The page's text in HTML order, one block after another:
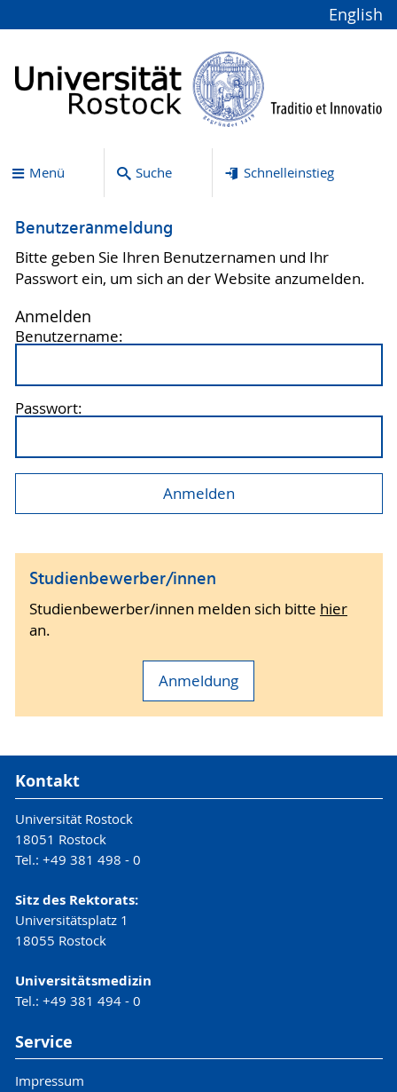
English
Menü Suche Schnelleinstieg
Benutzeranmeldung
Bitte geben Sie Ihren Benutzernamen und Ihr
Passwort ein, um sich an der Website anzumelden.
Anmelden
Benutzername:
Passwort:
Studienbewerber/innen
Studienbewerber/innen melden sich bitte hier
an.
Anmeldung
Kontakt
Universität Rostock
18051 Rostock
Tel.: +49 381 498 - 0
Sitz des Rektorats:
Universitätsplatz 1
18055 Rostock
Universitätsmedizin
Tel.: +49 381 494 - 0
Service
Impressum